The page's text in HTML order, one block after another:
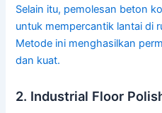
Selain itu, pemolesan beton
untuk mempercantik lantai di
Metode ini menghasilkan
dan kuat.
2. Industrial Floor